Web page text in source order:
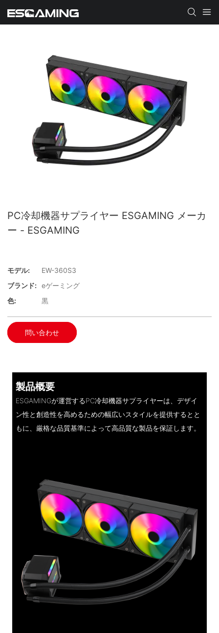
PC冷却機器サプライヤー ESGAMING メーカ
ー - ESGAMING
モデル:
EW-360S3
ブランド: eゲーミング
色:
黒
問い合わせ
製品概要
ESGAMINGが運営するPC冷却機器サプライヤーは、デザイ
ン性と創造性を高めるための幅広いスタイルを提供するとと
もに、厳格な品質基準によって高品質な製品を保証します。